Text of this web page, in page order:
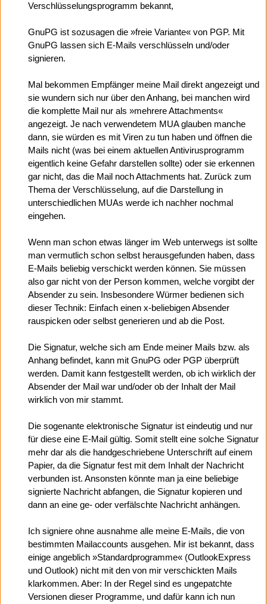
Verschlüsselungsprogramm bekannt,
GnuPG ist sozusagen die »freie Variante« von PGP. Mit
GnuPG lassen sich E-Mails verschlüsseln und/oder
signieren.
Mal bekommen Empfänger meine Mail direkt angezeigt und
sie wundern sich nur über den Anhang, bei manchen wird
die komplette Mail nur als »mehrere Attachments«
angezeigt. Je nach verwendetem MUA glauben manche
dann, sie würden es mit Viren zu tun haben und öffnen die
Mails nicht (was bei einem aktuellen Antivirusprogramm
eigentlich keine Gefahr darstellen sollte) oder sie erkennen
gar nicht, das die Mail noch Attachments hat. Zurück zum
Thema der Verschlüsselung, auf die Darstellung in
unterschiedlichen MUAs werde ich nachher nochmal
eingehen.
Wenn man schon etwas länger im Web unterwegs ist sollte
man vermutlich schon selbst herausgefunden haben, dass
E-Mails beliebig verschickt werden können. Sie müssen
also gar nicht von der Person kommen, welche vorgibt der
Absender zu sein. Insbesondere Würmer bedienen sich
dieser Technik: Einfach einen x-beliebigen Absender
rauspicken oder selbst generieren und ab die Post.
Die Signatur, welche sich am Ende meiner Mails bzw. als
Anhang befindet, kann mit GnuPG oder PGP überprüft
werden. Damit kann festgestellt werden, ob ich wirklich der
Absender der Mail war und/oder ob der Inhalt der Mail
wirklich von mir stammt.
Die sogenante elektronische Signatur ist eindeutig und nur
für diese eine E-Mail gültig. Somit stellt eine solche Signatur
mehr dar als die handgeschriebene Unterschrift auf einem
Papier, da die Signatur fest mit dem Inhalt der Nachricht
verbunden ist. Ansonsten könnte man ja eine beliebige
signierte Nachricht abfangen, die Signatur kopieren und
dann an eine ge- oder verfälschte Nachricht anhängen.
Ich signiere ohne ausnahme alle meine E-Mails, die von
bestimmten Mailaccounts ausgehen. Mir ist bekannt, dass
einige angeblich »Standardprogramme« (OutlookExpress
und Outlook) nicht mit den von mir verschickten Mails
klarkommen. Aber: In der Regel sind es ungepatchte
Versionen dieser Programme, und dafür kann ich nun